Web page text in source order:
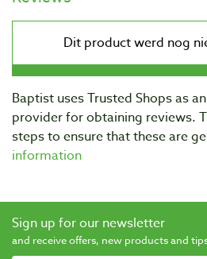
Baptist uses Trusted Shops as
provider for obtaining reviews.
steps to ensure that these are
information
Sign up for our newsletter
and receive offers, new products and